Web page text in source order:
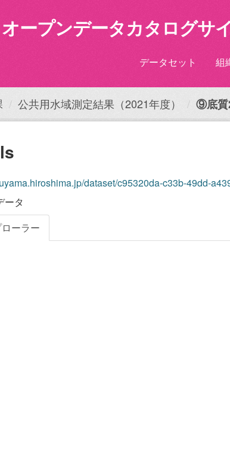
オープンデータカタログサ
データセット 組
公共用水域測定結果（2021年度） ⑨底質
dataset/c95320da-c33b-49dd-a439-
ータ
ーラー